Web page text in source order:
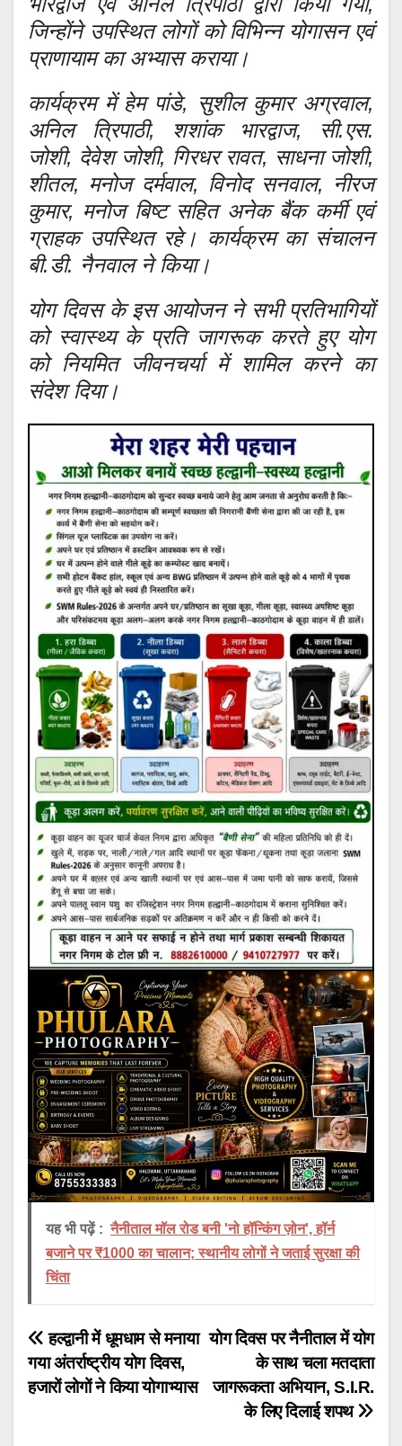
जिन्होंने उपस्थित लोगों को विभिन्न योगासन एवं
प्राणायाम का अभ्यास कराया।
कार्यक्रम में हेम पांडे, सुशील कुमार अग्रवाल,
अनिल त्रिपाठी, शशांक भारद्वाज, सी.एस.
जोशी, देवेश जोशी, गिरधर रावत, साधना जोशी,
शीतल, मनोज दर्मवाल, विनोद सनवाल, नीरज
कुमार, मनोज बिष्ट सहित अनेक बैंक कर्मी एवं
ग्राहक उपस्थित रहे। कार्यक्रम का संचालन
बी.डी. नैनवाल ने किया।
योग दिवस के इस आयोजन ने सभी प्रतिभागियों
को स्वास्थ्य के प्रति जागरूक करते हुए योग
को नियमित जीवनचर्या में शामिल करने का
संदेश दिया।
यह भी पढ़ें : नैनीताल मॉल रोड बनी 'नो हॉन्किंग ज़ोन', हॉर्न
बजाने पर ₹1000 का चालान; स्थानीय लोगों ने जताई सुरक्षा की
चिंता
Post
navigation
योग दिवस पर नैनीताल में योग
के साथ चला मतदाता
जागरूकता अभियान, S.I.R.
के लिए दिलाई शपथ
हल्द्वानी में धूमधाम से मनाया
गया अंतर्राष्ट्रीय योग दिवस,
हजारों लोगों ने किया योगाभ्यास